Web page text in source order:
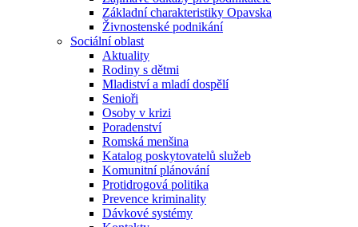
Základní charakteristiky Opavska
Živnostenské podnikání
Sociální oblast
Aktuality
Rodiny s dětmi
Mladiství a mladí dospělí
Senioři
Osoby v krizi
Poradenství
Romská menšina
Katalog poskytovatelů služeb
Komunitní plánování
Protidrogová politika
Prevence kriminality
Dávkové systémy